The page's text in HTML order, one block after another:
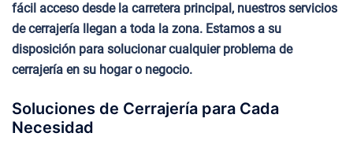
fácil acceso desde la carretera principal, nuestros servicios
de cerrajería llegan a toda la zona. Estamos a su
disposición para solucionar cualquier problema de
cerrajería en su hogar o negocio.
Soluciones de Cerrajería para Cada
Necesidad